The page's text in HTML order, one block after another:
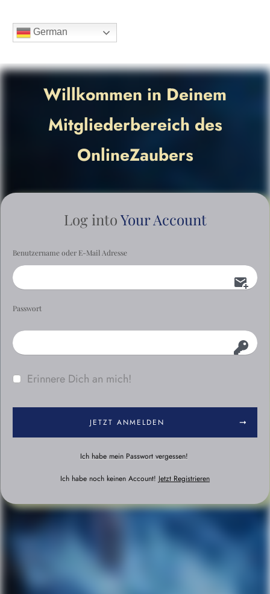
German
Willkommen in Deinem
Mitgliederbereich des
OnlineZaubers
Log intoYour Account
Benutzername oder E-Mail Adresse
Passwort
Erinnere Dich an mich!
JETZT ANMELDEN
Ich habe mein Passwort vergessen!
Ich habe noch keinen Account! Jetzt Registrieren